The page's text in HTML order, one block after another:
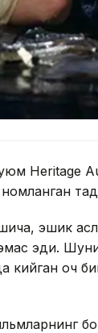
Heritage
эшик
эди.
кийган оч